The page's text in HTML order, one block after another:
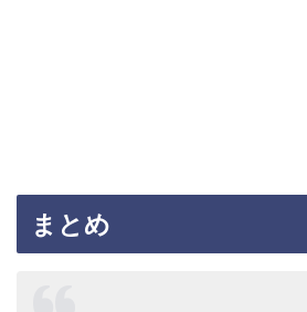
まとめ